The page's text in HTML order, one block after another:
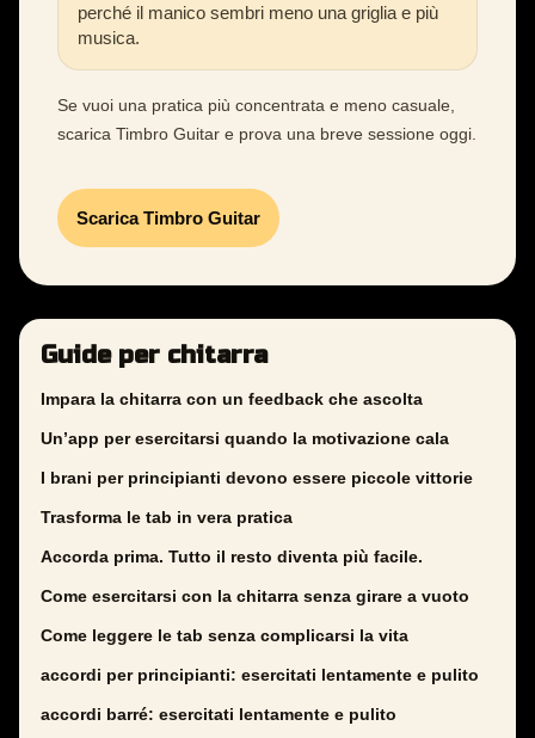
perché il manico sembri meno una griglia e più
musica.
Se vuoi una pratica più concentrata e meno casuale,
scarica Timbro Guitar e prova una breve sessione oggi.
Scarica Timbro Guitar
Guide per chitarra
Impara la chitarra con un feedback che ascolta
Un’app per esercitarsi quando la motivazione cala
I brani per principianti devono essere piccole vittorie
Trasforma le tab in vera pratica
Accorda prima. Tutto il resto diventa più facile.
Come esercitarsi con la chitarra senza girare a vuoto
Come leggere le tab senza complicarsi la vita
accordi per principianti: esercitati lentamente e pulito
accordi barré: esercitati lentamente e pulito